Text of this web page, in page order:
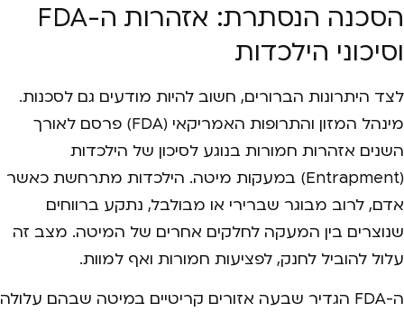
הסכנה הנסתרת: אזהרות ה-FDA
וסיכוני הילכדות
לצד היתרונות הברורים, חשוב להיות מודעים גם לסכנות.
מינהל המזון והתרופות האמריקאי (FDA) פרסם לאורך
השנים אזהרות חמורות בנוגע לסיכון של הילכדות
(Entrapment) במעקות מיטה. הילכדות מתרחשת כאשר
אדם, לרוב מבוגר שברירי או מבולבל, נתקע ברווחים
שנוצרים בין המעקה לחלקים אחרים של המיטה. מצב זה
עלול להוביל לחנק, לפציעות חמורות ואף למוות.
ה-FDA הגדיר שבעה אזורים קריטיים במיטה שבהם עלולה